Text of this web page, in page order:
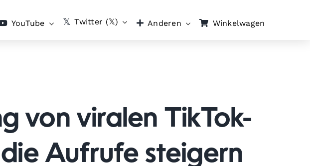
YouTube Twitter (𝕏) Anderen Winkelwagen
von viralen TikTok-
Aufrufe steigern